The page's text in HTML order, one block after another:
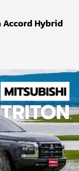
Accord Hybrid